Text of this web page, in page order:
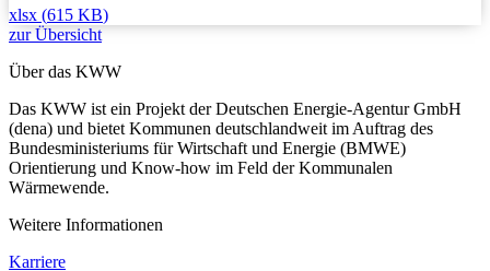
xlsx (615 KB)
zur Übersicht
Über das KWW
Das KWW ist ein Projekt der Deutschen Energie-Agentur GmbH
(dena) und bietet Kommunen deutschlandweit im Auftrag des
Bundesministeriums für Wirtschaft und Energie (BMWE)
Orientierung und Know-how im Feld der Kommunalen
Wärmewende.
Weitere Informationen
Karriere